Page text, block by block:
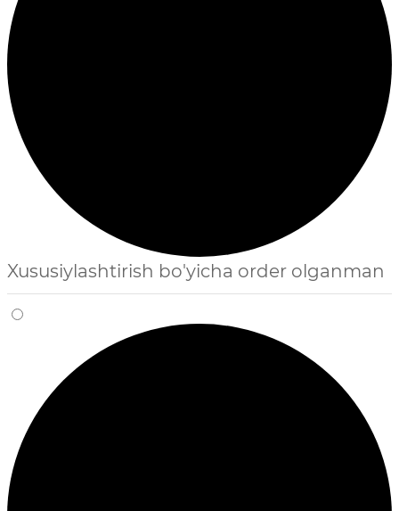
Xususiylashtirish bo'yicha order olganman